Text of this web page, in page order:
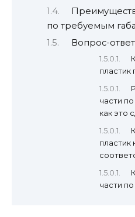
по требуемым
Вопрос-
пластик
части
как это
пластик
части